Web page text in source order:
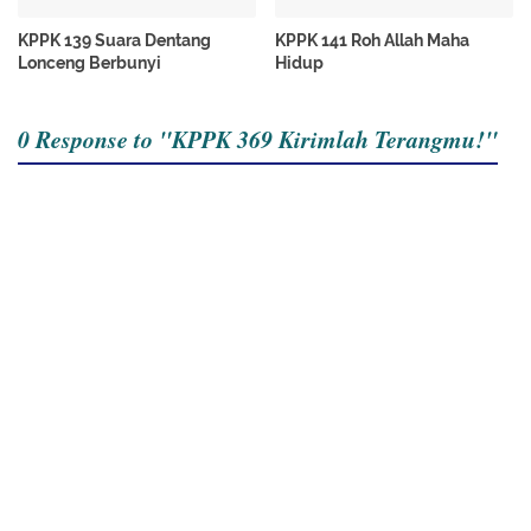
KPPK 139 Suara Dentang
Lonceng Berbunyi
KPPK 141 Roh Allah Maha
Hidup
0 Response to "KPPK 369 Kirimlah Terangmu!"